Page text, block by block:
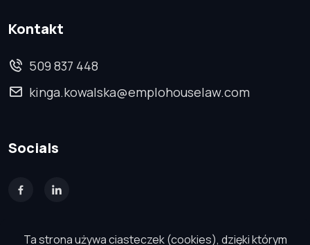
Kontakt
509 837 448
kinga.kowalska@emplohouselaw.com
Socials
Ta strona używa ciasteczek (cookies), dzięki którym